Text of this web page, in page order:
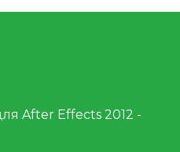
After Effects 2012 -